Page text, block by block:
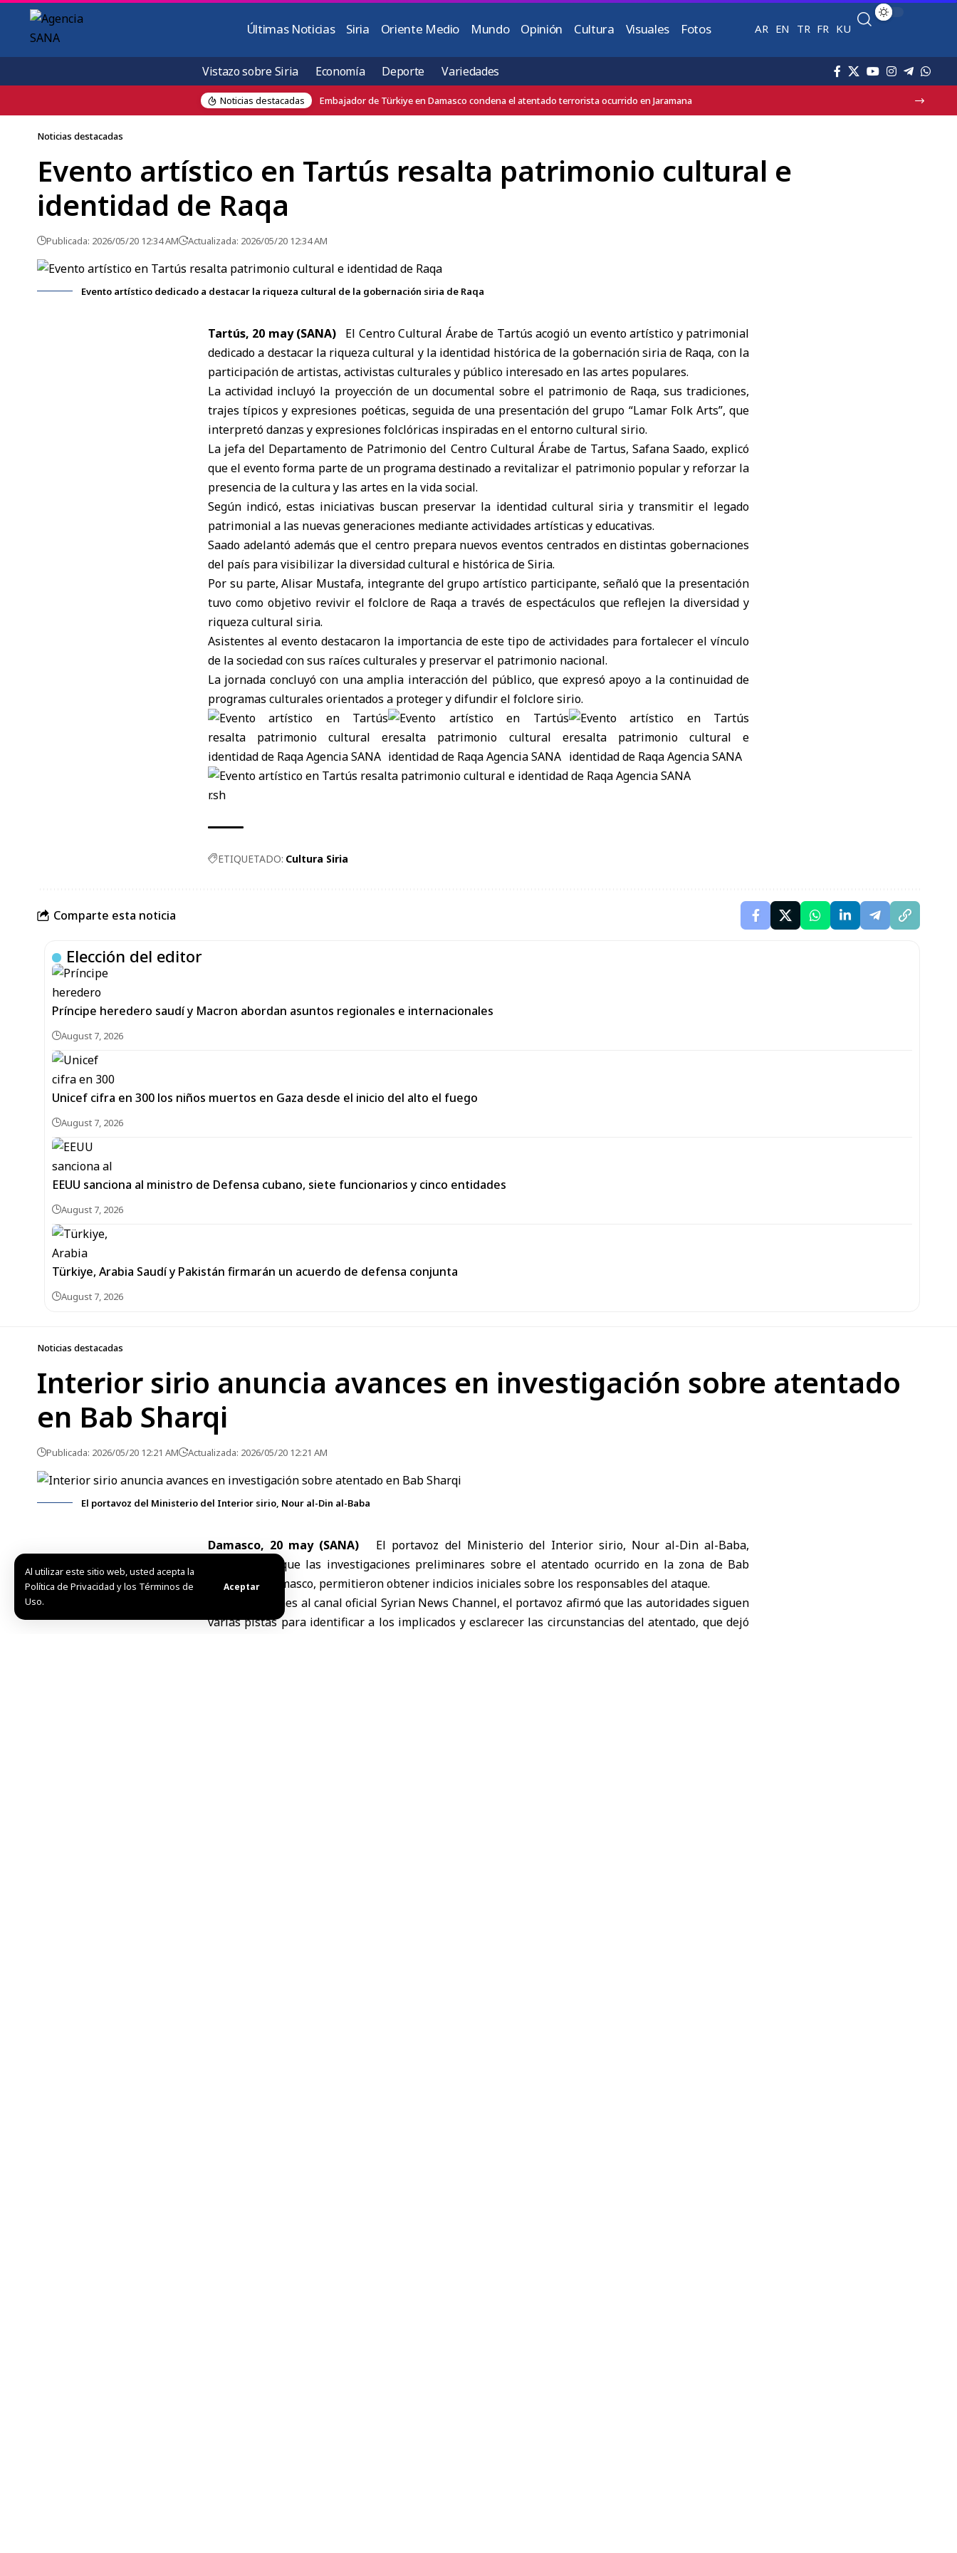
Al utilizar este sitio web, usted acepta la
Política de Privacidad y los Términos de
Uso.
Aceptar
Últimas Noticias Siria Oriente Medio Mundo Opinión Cultura Visuales Fotos AR EN TR FR KU
Vistazo sobre Siria Economía Deporte Variedades
Noticias destacadas Jordania condena el atentado terrorista contra un autobús en Jaramana, cerca de Damasco
Noticias destacadas
Evento artístico en Tartús resalta patrimonio cultural e
identidad de Raqa
Publicada: 2026/05/20 12:34 AM Actualizada: 2026/05/20 12:34 AM
Evento artístico dedicado a destacar la riqueza cultural de la gobernación siria de Raqa
Tartús, 20 may (SANA) El Centro Cultural Árabe de Tartús acogió un evento artístico y patrimonial
dedicado a destacar la riqueza cultural y la identidad histórica de la gobernación siria de Raqa, con la
participación de artistas, activistas culturales y público interesado en las artes populares.
La actividad incluyó la proyección de un documental sobre el patrimonio de Raqa, sus tradiciones,
trajes típicos y expresiones poéticas, seguida de una presentación del grupo “Lamar Folk Arts”, que
interpretó danzas y expresiones folclóricas inspiradas en el entorno cultural sirio.
La jefa del Departamento de Patrimonio del Centro Cultural Árabe de Tartus, Safana Saado, explicó
que el evento forma parte de un programa destinado a revitalizar el patrimonio popular y reforzar la
presencia de la cultura y las artes en la vida social.
Según indicó, estas iniciativas buscan preservar la identidad cultural siria y transmitir el legado
patrimonial a las nuevas generaciones mediante actividades artísticas y educativas.
Saado adelantó además que el centro prepara nuevos eventos centrados en distintas gobernaciones
del país para visibilizar la diversidad cultural e histórica de Siria.
Por su parte, Alisar Mustafa, integrante del grupo artístico participante, señaló que la presentación
tuvo como objetivo revivir el folclore de Raqa a través de espectáculos que reflejen la diversidad y
riqueza cultural siria.
Asistentes al evento destacaron la importancia de este tipo de actividades para fortalecer el vínculo
de la sociedad con sus raíces culturales y preservar el patrimonio nacional.
La jornada concluyó con una amplia interacción del público, que expresó apoyo a la continuidad de
programas culturales orientados a proteger y difundir el folclore sirio.
r.sh
ETIQUETADO: Cultura Siria
Comparte esta noticia
Elección del editor
Príncipe heredero saudí y Macron abordan asuntos regionales e internacionales
August 7, 2026
Unicef cifra en 300 los niños muertos en Gaza desde el inicio del alto el fuego
August 7, 2026
EEUU sanciona al ministro de Defensa cubano, siete funcionarios y cinco entidades
August 7, 2026
Türkiye, Arabia Saudí y Pakistán firmarán un acuerdo de defensa conjunta
August 7, 2026
Noticias destacadas
Interior sirio anuncia avances en investigación sobre atentado
en Bab Sharqi
Publicada: 2026/05/20 12:21 AM Actualizada: 2026/05/20 12:21 AM
El portavoz del Ministerio del Interior sirio, Nour al-Din al-Baba
Damasco, 20 may (SANA) El portavoz del Ministerio del Interior sirio, Nour al-Din al-Baba,
informó hoy que las investigaciones preliminares sobre el atentado ocurrido en la zona de Bab
Sharqi, en Damasco, permitieron obtener indicios iniciales sobre los responsables del ataque.
En declaraciones al canal oficial Syrian News Channel, el portavoz afirmó que las autoridades siguen
varias pistas para identificar a los implicados y esclarecer las circunstancias del atentado, que dejó